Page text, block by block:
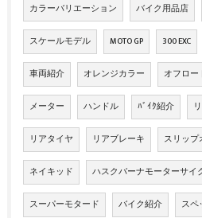
カラーバリエーション バイク用品店
スケールモデル MOTO GP 300 EXC
車両紹介 オレンジカラー オフロー
メーター ハンドル ﾊﾞｲｸ紹介
リアタイヤ リアブレーキ スリップ
ネイキッド ハスクバーナモーターサイ
スーパーモタード バイク紹介 スペ